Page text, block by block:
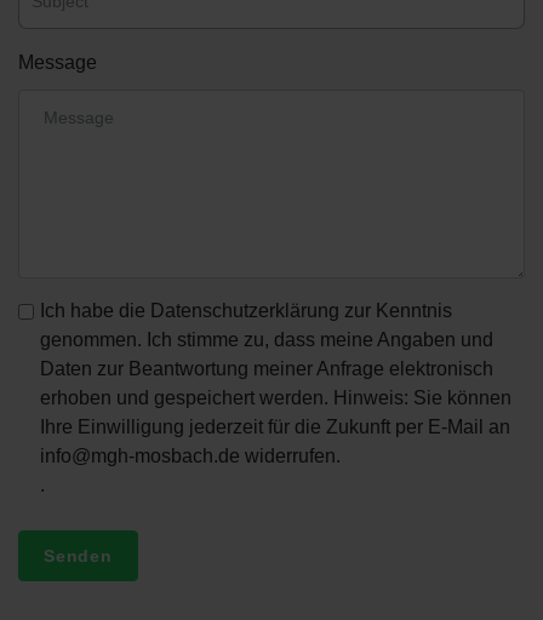
Message
Ich habe die Datenschutzerklärung zur Kenntnis
genommen. Ich stimme zu, dass meine Angaben und
Daten zur Beantwortung meiner Anfrage elektronisch
erhoben und gespeichert werden. Hinweis: Sie können
Ihre Einwilligung jederzeit für die Zukunft per E-Mail an
info@mgh-mosbach.de widerrufen.
.
Senden